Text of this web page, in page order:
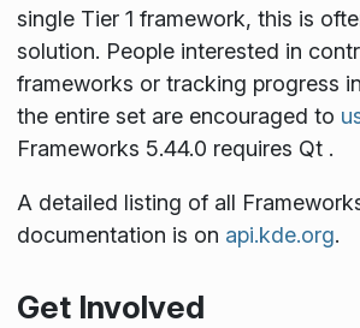
single Tier 1 framework, this is
solution. People interested in
frameworks or tracking progress
the entire set are encouraged to
Frameworks 5.44.0 requires Qt .
A detailed listing of all
documentation is on api.kde.org.
Get Involved